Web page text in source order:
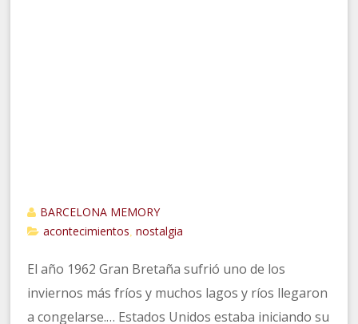
BARCELONA MEMORY
acontecimientos
,nostalgia
El año 1962 Gran Bretaña sufrió uno de los
inviernos más fríos y muchos lagos y ríos llegaron
a congelarse.… Estados Unidos estaba iniciando su